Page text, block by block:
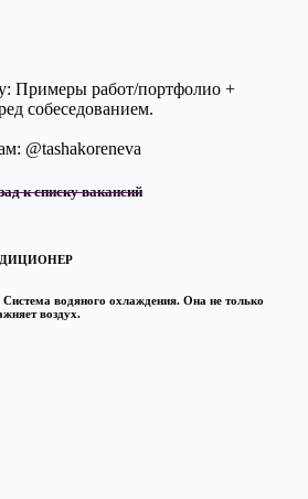
Примеры работ/портфолио +
собеседованием.
@tashakoreneva
к списку вакансий
водяного охлаждения. Она не только
воздух.